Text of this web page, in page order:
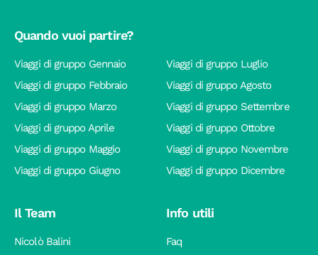
Quando vuoi partire?
Viaggi di gruppo Gennaio
Viaggi di gruppo Febbraio
Viaggi di gruppo Marzo
Viaggi di gruppo Aprile
Viaggi di gruppo Maggio
Viaggi di gruppo Giugno
Viaggi di gruppo Luglio
Viaggi di gruppo Agosto
Viaggi di gruppo Settembre
Viaggi di gruppo Ottobre
Viaggi di gruppo Novembre
Viaggi di gruppo Dicembre
Il Team
Nicolò Balini
Info utili
Faq